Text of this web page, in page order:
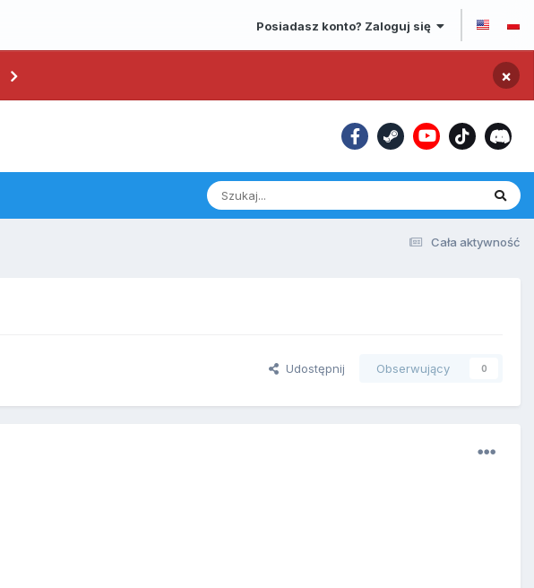
Posiadasz konto? Zaloguj się
×
Cała aktywność
Udostępnij Obserwujący 0